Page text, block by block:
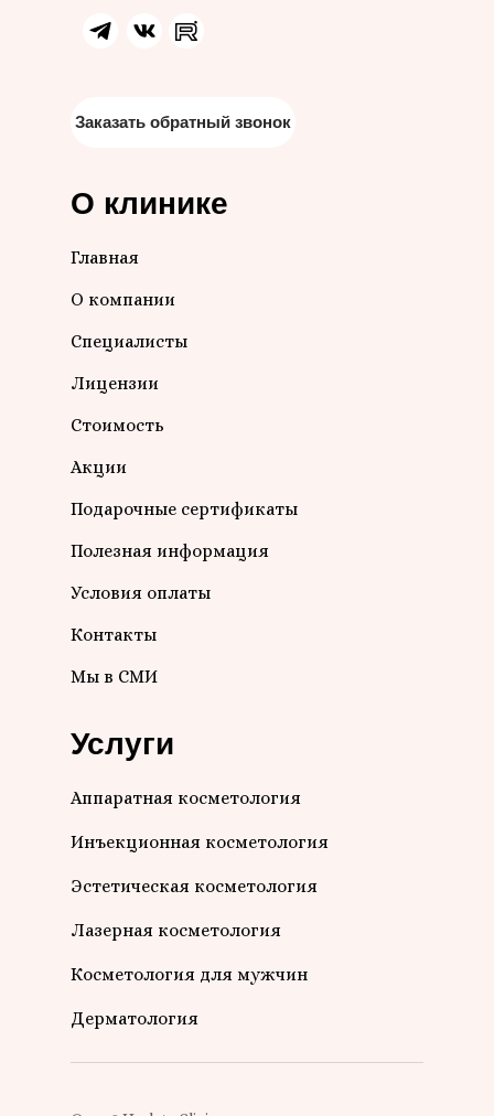
О клинике
Главная
О компании
Специалисты
Лицензии
Услуги
Аппаратная косметология
Инъекционная косметология
Эстетическая косметология
Лазерная косметология
Косметология для мужчин
Дерматология
Стоимость
Подарочные сертификаты
Акции
Полезная информация
Условия оплаты
Контакты
Мы в СМИ
Заказать обратный звонок